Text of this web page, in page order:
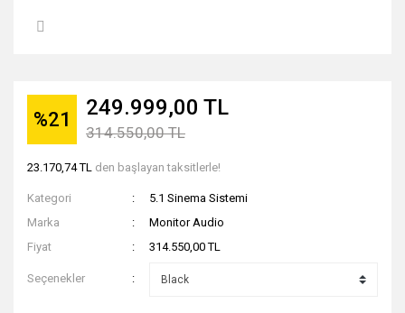
%21 249.999,00 TL
314.550,00 TL
23.170,74 TL den başlayan taksitlerle!
Kategori
5.1 Sinema Sistemi
Marka
Monitor Audio
Fiyat
314.550,00 TL
Seçenekler